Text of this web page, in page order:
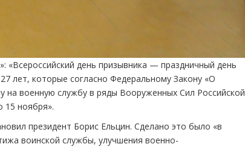
«Всероссийский день призывника — праздничный день
лет, которые согласно Федеральному Закону «О
на военную службу в ряды Вооруженных Сил Российской
15 ноября».
президент Борис Ельцин. Сделано это было «в
воинской службы, улучшения военно-